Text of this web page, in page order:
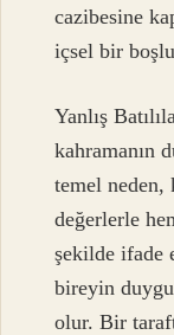
cazibesine
içsel bir
Yanlış
kahramanın
temel neden,
değerlerle
şekilde ifade
bireyin
olur. Bir